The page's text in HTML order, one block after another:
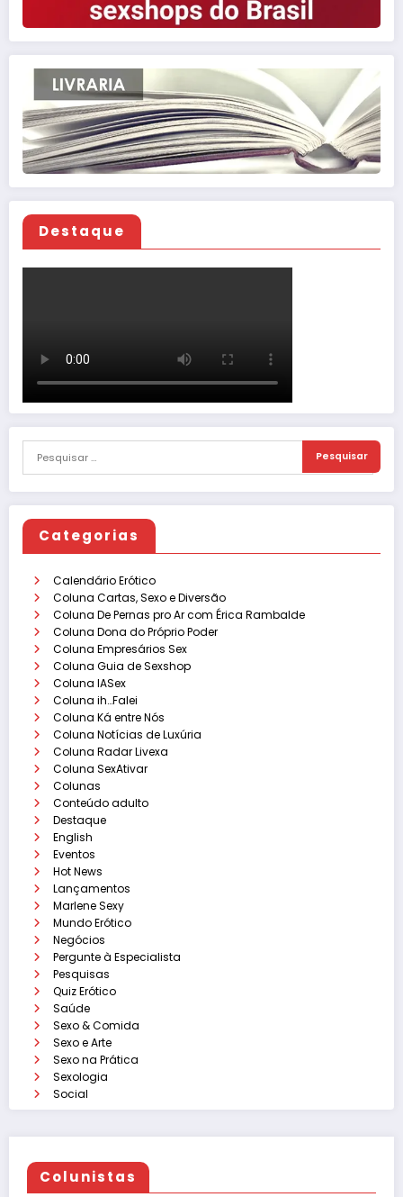
Destaque
Categorias
Calendário Erótico
Coluna Cartas, Sexo e Diversão
Coluna De Pernas pro Ar com Érica Rambalde
Coluna Dona do Próprio Poder
Coluna Empresários Sex
Coluna Guia de Sexshop
Coluna IASex
Coluna ih…Falei
Coluna Ká entre Nós
Coluna Notícias de Luxúria
Coluna Radar Livexa
Coluna SexAtivar
Colunas
Conteúdo adulto
Destaque
English
Eventos
Hot News
Lançamentos
Marlene Sexy
Mundo Erótico
Negócios
Pergunte à Especialista
Pesquisas
Quiz Erótico
Saúde
Sexo & Comida
Sexo e Arte
Sexo na Prática
Sexologia
Social
Colunistas